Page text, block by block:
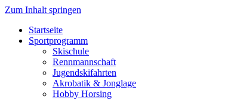
Zum Inhalt springen
Startseite
Sportprogramm
Skischule
Rennmannschaft
Jugendskifahrten
Akrobatik & Jonglage
Hobby Horsing